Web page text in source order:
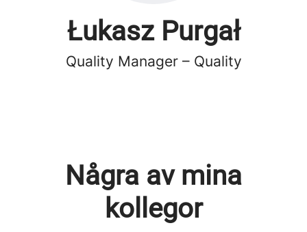
Łukasz Purgał
Quality Manager – Quality
Några av mina
kollegor